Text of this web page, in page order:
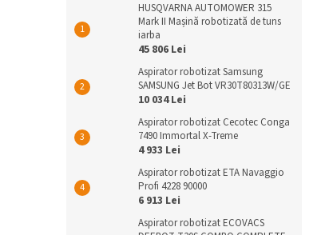
HUSQVARNA AUTOMOWER 315
Mark II Mașină robotizată de tuns
iarba
45 806 Lei
Aspirator robotizat Samsung
SAMSUNG Jet Bot VR30T80313W/GE
10 034 Lei
Aspirator robotizat Cecotec Conga
7490 Immortal X-Treme
4 933 Lei
Aspirator robotizat ETA Navaggio
Profi 4228 90000
6 913 Lei
Aspirator robotizat ECOVACS